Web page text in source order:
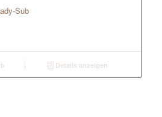
Sub
Details anzeigen